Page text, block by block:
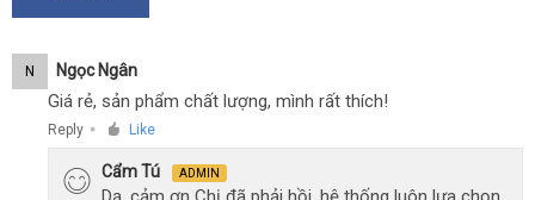
N Ngọc Ngân
Giá rẻ, sản phẩm chất lượng, mình rất thích!
Reply ● Like
Cẩm Tú ADMIN